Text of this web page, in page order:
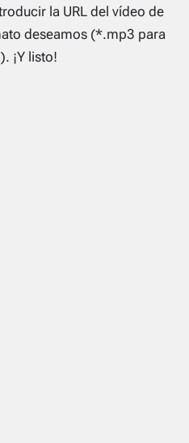
la URL del vídeo de
deseamos (*.mp3 para
¡Y listo!